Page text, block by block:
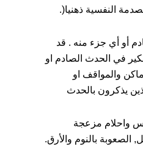
النفسية ذهنيا(.
أو أي جزء منه . قد
في الحدث الصادم او
والمواقف او
يذكرون بالحدث
واحلام مزعجة
الصعوبة بالنوم والأرق.